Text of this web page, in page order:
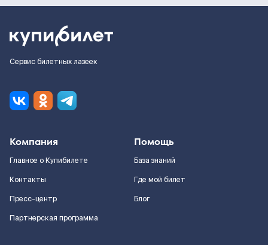
Сервис билетных лазеек
Компания
Главное о Купибилете
Контакты
Пресс-центр
Партнерская программа
Помощь
База знаний
Где мой билет
Блог